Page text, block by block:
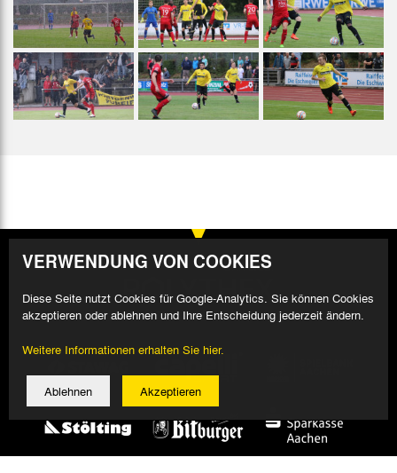
VERWENDUNG VON COOKIES
Diese Seite nutzt Cookies für Google-Analytics. Sie können Cookies
akzeptieren oder ablehnen und Ihre Entscheidung jederzeit ändern.
Weitere Informationen erhalten Sie hier.
Ablehnen Akzeptieren